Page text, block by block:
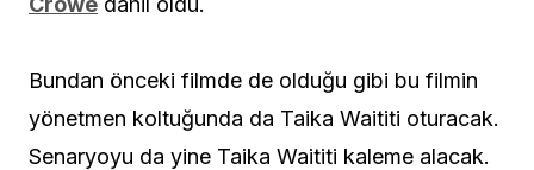
Bundan önceki filmde de olduğu gibi bu filmin
yönetmen koltuğunda da Taika Waititi oturacak.
Senaryoyu da yine Taika Waititi kaleme alacak.